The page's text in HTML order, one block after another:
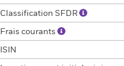
Classification SFDR
Frais courants
ISIN